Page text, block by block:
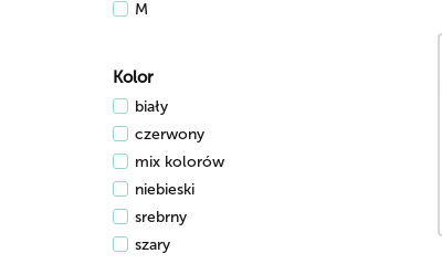
M
Kolor
biały
czerwony
mix kolorów
niebieski
srebrny
szary